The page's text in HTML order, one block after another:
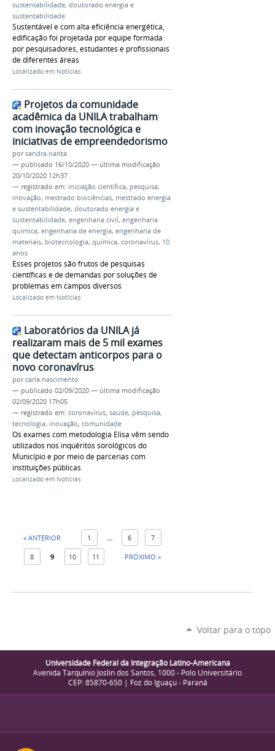
sustentabilidade, doutorado energia e
sustentabilidade
Sustentável e com alta eficiência energética,
edificação foi projetada por equipe formada
por pesquisadores, estudantes e profissionais
de diferentes áreas
Localizado em Notícias
Projetos da comunidade
acadêmica da UNILA trabalham
com inovação tecnológica e
iniciativas de empreendedorismo
porsandra.narita
— publicado 16/10/2020 — última modificação
20/10/2020 12h37
— registrado em: iniciação científica, pesquisa,
inovação, mestrado biociências, mestrado energia
e sustentabilidade, doutorado energia e
sustentabilidade, engenharia civil, engenharia
química, engenharia de energia, engenharia de
materiais, biotecnologia, química, coronavírus, 10
anos
Esses projetos são frutos de pesquisas
científicas e de demandas por soluções de
problemas em campos diversos
Localizado em Notícias
Laboratórios da UNILA já
realizaram mais de 5 mil exames
que detectam anticorpos para o
novo coronavírus
porcarla.nascimento
— publicado 02/09/2020 — última modificação
02/09/2020 17h05
— registrado em: coronavírus, saúde, pesquisa,
tecnologia, inovação, comunidade
Os exames com metodologia Elisa vêm sendo
utilizados nos inquéritos sorológicos do
Município e por meio de parcerias com
instituições públicas
Localizado em Notícias
« ANTERIOR 1 6 7
8 9 10 11 PRÓXIMO »
Voltar para o topo
Universidade Federal da Integração Latino-Americana
Avenida Tarquínio Joslin dos Santos, 1000 - Polo Universitário
CEP: 85870-650 | Foz do Iguaçu - Paraná